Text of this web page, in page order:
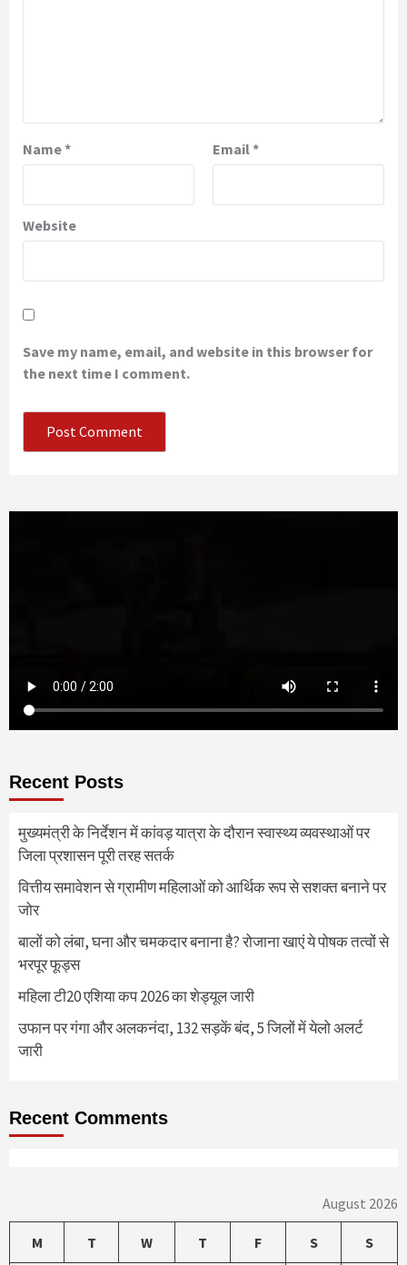
Name* Email *
Website
Save my name, email, and website in this browser for
the next time I comment.
Recent Posts
मुख्यमंत्री के निर्देशन में कांवड़ यात्रा के दौरान स्वास्थ्य व्यवस्थाओं पर
जिला प्रशासन पूरी तरह सतर्क
वित्तीय समावेशन से ग्रामीण महिलाओं को आर्थिक रूप से सशक्त बनाने पर
जोर
बालों को लंबा, घना और चमकदार बनाना है? रोजाना खाएं ये पोषक तत्वों से
भरपूर फूड्स
महिला टी20 एशिया कप 2026 का शेड्यूल जारी
उफान पर गंगा और अलकनंदा, 132 सड़कें बंद, 5 जिलों में येलो अलर्ट
जारी
Recent Comments
August 2026
M T W T F S S